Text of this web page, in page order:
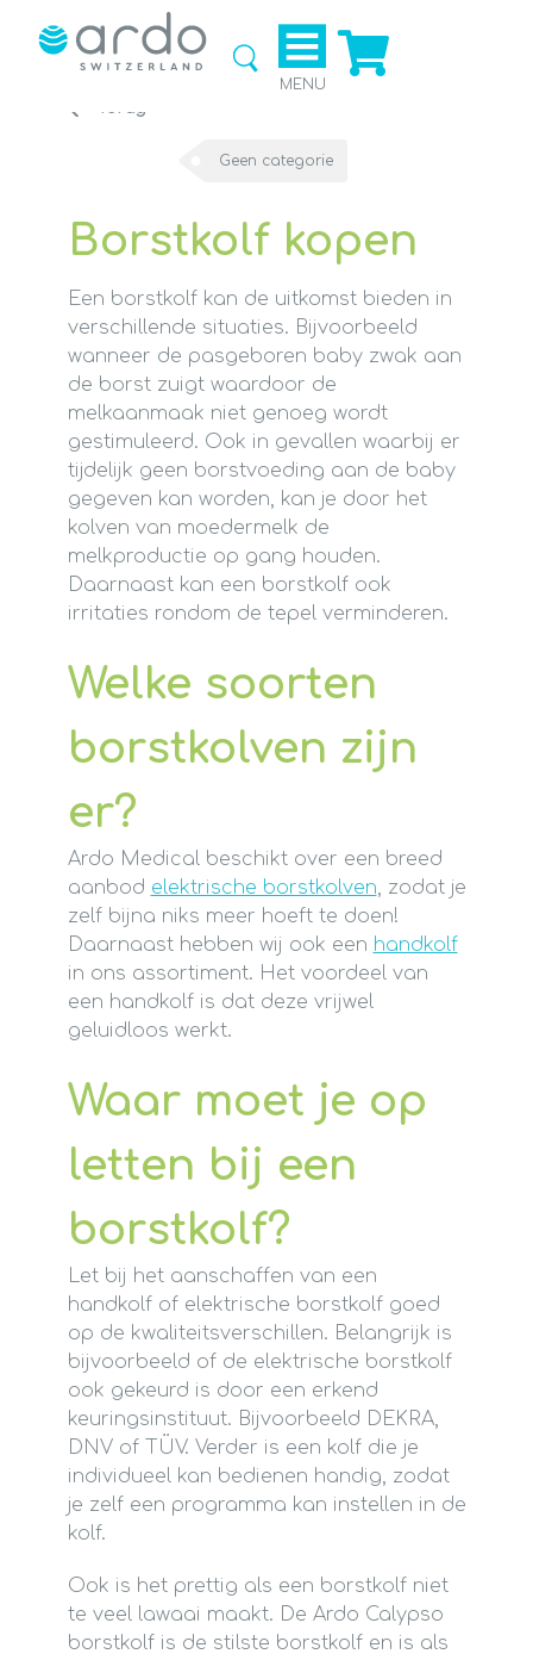
MENU
Terug
Geen categorie
Borstkolf kopen
Een borstkolf kan de uitkomst bieden in
verschillende situaties. Bijvoorbeeld
wanneer de pasgeboren baby zwak aan
de borst zuigt waardoor de
melkaanmaak niet genoeg wordt
gestimuleerd. Ook in gevallen waarbij er
tijdelijk geen borstvoeding aan de baby
gegeven kan worden, kan je door het
kolven van moedermelk de
melkproductie op gang houden.
Daarnaast kan een borstkolf ook
irritaties rondom de tepel verminderen.
Welke soorten
borstkolven zijn
er?
Ardo Medical beschikt over een breed
aanbod elektrische borstkolven, zodat je
zelf bijna niks meer hoeft te doen!
Daarnaast hebben wij ook een handkolf
in ons assortiment. Het voordeel van
een handkolf is dat deze vrijwel
geluidloos werkt.
Waar moet je op
letten bij een
borstkolf?
Let bij het aanschaffen van een
handkolf of elektrische borstkolf goed
op de kwaliteitsverschillen. Belangrijk is
bijvoorbeeld of de elektrische borstkolf
ook gekeurd is door een erkend
keuringsinstituut. Bijvoorbeeld DEKRA,
DNV of TÜV. Verder is een kolf die je
individueel kan bedienen handig, zodat
je zelf een programma kan instellen in de
kolf.
Ook is het prettig als een borstkolf niet
te veel lawaai maakt. De Ardo Calypso
borstkolf is de stilste borstkolf en is als